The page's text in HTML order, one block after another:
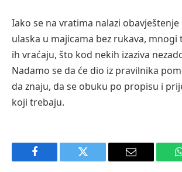
Iako se na vratima nalazi obavještenje
ulaska u majicama bez rukava, mnogi
ih vraćaju, što kod nekih izaziva
Nadamo se da će dio iz pravilnika
da znaju, da se obuku po propisu i
koji trebaju.
Facebook Twitter Email